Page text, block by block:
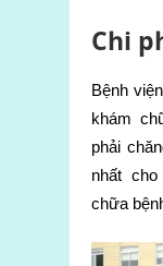
Chi
Bệnh
khám
phải
nhất
chữa